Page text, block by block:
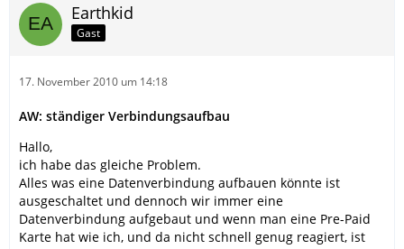
Earthkid
Gast
17. November 2010 um 14:18
AW: ständiger Verbindungsaufbau
Hallo,
ich habe das gleiche Problem.
Alles was eine Datenverbindung aufbauen könnte ist
ausgeschaltet und dennoch wir immer eine
Datenverbindung aufgebaut und wenn man eine Pre-Paid
Karte hat wie ich, und da nicht schnell genug reagiert, ist